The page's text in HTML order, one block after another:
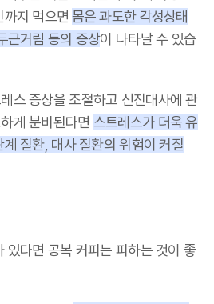
지 먹으면 몸은 과도한 각성상태
근거림 등의 증상이 나타날 수 있습
스 증상을 조절하고 신진대사에 관
게 분비된다면 스트레스가 더욱 유
질환, 대사 질환의 위험이 커질
있다면 공복 커피는 피하는 것이 좋